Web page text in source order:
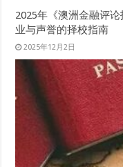
2025年《澳洲金融评
业与声誉的择校指南
2025年12月2日